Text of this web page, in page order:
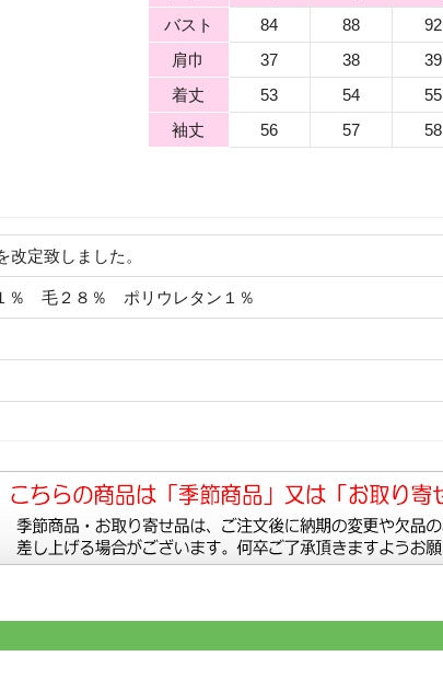
バスト
84 88 92
肩巾
37 38 39
着丈
53 54 55
袖丈
56 57 58
改定致しました。
％ 毛２８％ ポリウレタン１％